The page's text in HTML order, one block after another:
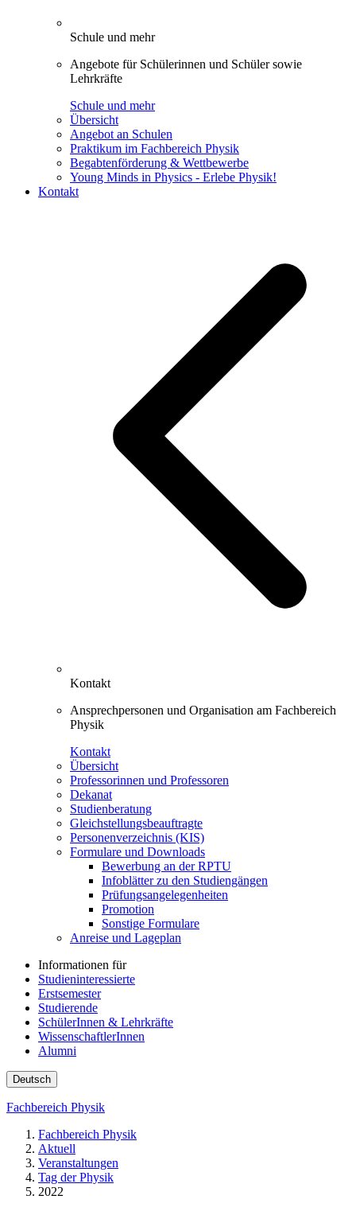
Schule und mehr
Angebote für Schülerinnen und Schüler sowie
Lehrkräfte
Schule und mehr
Übersicht
Angebot an Schulen
Praktikum im Fachbereich Physik
Begabtenförderung & Wettbewerbe
Young Minds in Physics - Erlebe Physik!
Kontakt
Kontakt
Ansprechpersonen und Organisation am Fachbereich
Physik
Kontakt
Übersicht
Professorinnen und Professoren
Dekanat
Studienberatung
Gleichstellungsbeauftragte
Personenverzeichnis (KIS)
Formulare und Downloads
Bewerbung an der RPTU
Infoblätter zu den Studiengängen
Prüfungsangelegenheiten
Promotion
Sonstige Formulare
Anreise und Lageplan
Informationen für
Studieninteressierte
Erstsemester
Studierende
SchülerInnen & Lehrkräfte
WissenschaftlerInnen
Alumni
Deutsch
Fachbereich Physik
Fachbereich Physik
Aktuell
Veranstaltungen
Tag der Physik
2022